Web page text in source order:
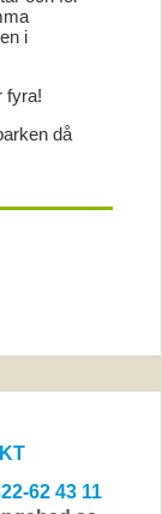
i
fyra!
då
62 43 11